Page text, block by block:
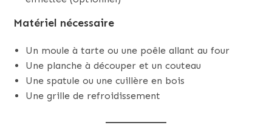
Matériel nécessaire
Un moule à tarte ou une poêle allant au four
Une planche à découper et un couteau
Une spatule ou une cuillère en bois
Une grille de refroidissement